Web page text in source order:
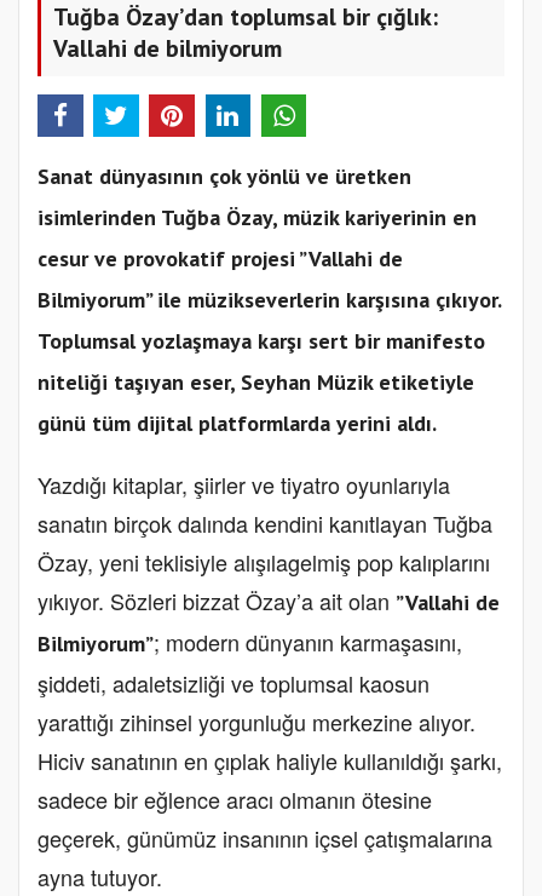
Tuğba Özay’dan toplumsal bir çığlık:
Vallahi de bilmiyorum
Sanat dünyasının çok yönlü ve üretken
isimlerinden Tuğba Özay, müzik kariyerinin en
cesur ve provokatif projesi ”Vallahi de
Bilmiyorum” ile müzikseverlerin karşısına çıkıyor.
Toplumsal yozlaşmaya karşı sert bir manifesto
niteliği taşıyan eser, Seyhan Müzik etiketiyle
günü tüm dijital platformlarda yerini aldı.
Yazdığı kitaplar, şiirler ve tiyatro oyunlarıyla
sanatın birçok dalında kendini kanıtlayan Tuğba
Özay, yeni teklisiyle alışılagelmiş pop kalıplarını
yıkıyor. Sözleri bizzat Özay’a ait olan ”Vallahi de
Bilmiyorum”; modern dünyanın karmaşasını,
şiddeti, adaletsizliği ve toplumsal kaosun
yarattığı zihinsel yorgunluğu merkezine alıyor.
Hiciv sanatının en çıplak haliyle kullanıldığı şarkı,
sadece bir eğlence aracı olmanın ötesine
geçerek, günümüz insanının içsel çatışmalarına
ayna tutuyor.